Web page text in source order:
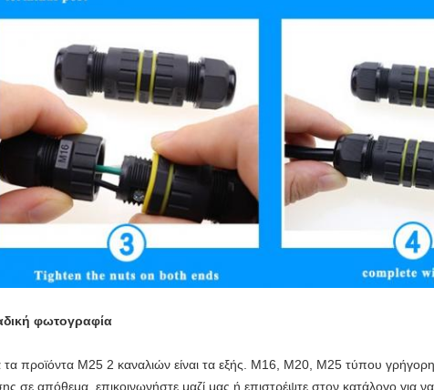
φωτογραφία
προϊόντα M25 2 καναλιών είναι τα εξής. M16, M20, M25 τύπου
σε απόθεμα, επικοινωνήστε μαζί μας ή επιστρέψτε στον κατάλογο για